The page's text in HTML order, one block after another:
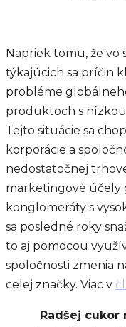
Napriek tomu, že vo
týkajúcich sa príčin
probléme
produktoch s
Tejto situácie sa
korporácie a
nedostatočnej
marketingové účely
konglomeráty s
sa posledné roky
to aj pomocou
spoločnosti zmenia
celej značky. Viac v
Radšej cukor